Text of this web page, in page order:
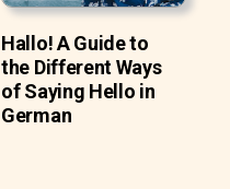
Hallo! A Guide to
the Different Ways
of Saying Hello in
German